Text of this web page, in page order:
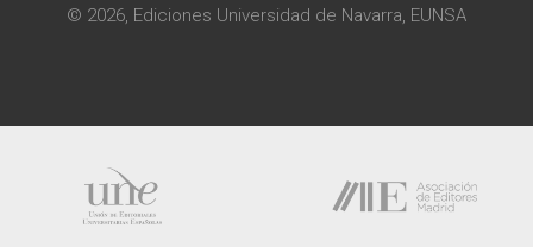
© 2026, Ediciones Universidad de Navarra, EUNSA